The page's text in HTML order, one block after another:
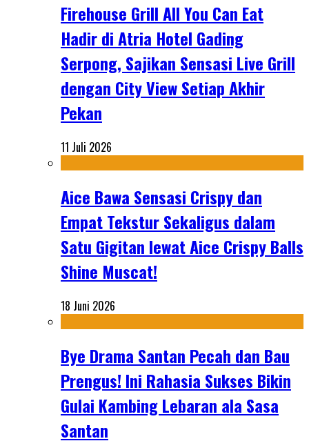
Firehouse Grill All You Can Eat
Hadir di Atria Hotel Gading
Serpong, Sajikan Sensasi Live Grill
dengan City View Setiap Akhir
Pekan
11 Juli 2026
Aice Bawa Sensasi Crispy dan
Empat Tekstur Sekaligus dalam
Satu Gigitan lewat Aice Crispy Balls
Shine Muscat!
18 Juni 2026
Bye Drama Santan Pecah dan Bau
Prengus! Ini Rahasia Sukses Bikin
Gulai Kambing Lebaran ala Sasa
Santan